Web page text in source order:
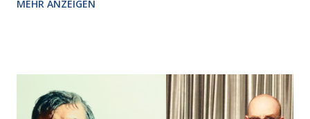
Pizzastücken. Von links pirschte sich eine Krähe an das
Krähe und ihn an, er die Krähe und mich, wir lächelten
gleichzeitig amüsiert. “Vorsicht!”, sagte ich zu ihm, “im
MEHR ANZEIGEN